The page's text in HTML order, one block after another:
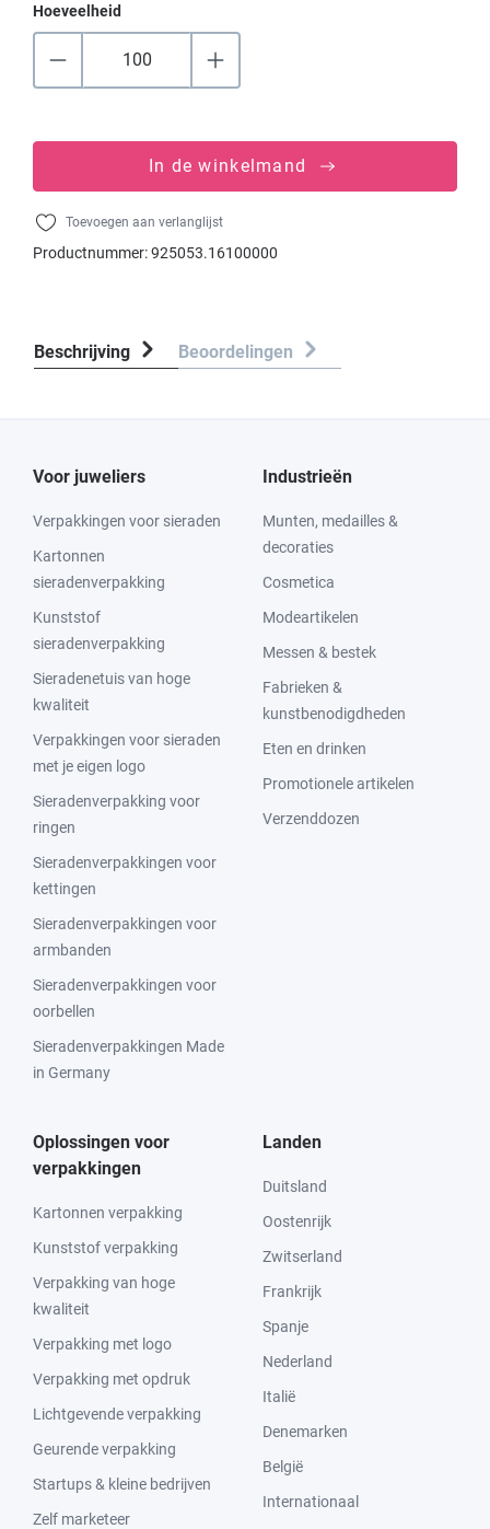
Hoeveelheid
In de winkelmand
Toevoegen aan verlanglijst
Productnummer:925053.16100000
Beschrijving Beoordelingen
Voor juweliers
Verpakkingen voor sieraden
Kartonnen
sieradenverpakking
Kunststof
sieradenverpakking
Sieradenetuis van hoge
kwaliteit
Verpakkingen voor sieraden
met je eigen logo
Sieradenverpakking voor
ringen
Sieradenverpakkingen voor
kettingen
Sieradenverpakkingen voor
armbanden
Sieradenverpakkingen voor
oorbellen
Sieradenverpakkingen Made
in Germany
Industrieën
Munten, medailles &
decoraties
Cosmetica
Modeartikelen
Messen & bestek
Fabrieken &
kunstbenodigdheden
Eten en drinken
Promotionele artikelen
Verzenddozen
Oplossingen voor
verpakkingen
Kartonnen verpakking
Kunststof verpakking
Verpakking van hoge
kwaliteit
Verpakking met logo
Verpakking met opdruk
Lichtgevende verpakking
Geurende verpakking
Startups & kleine bedrijven
Zelf marketeer
Landen
Duitsland
Oostenrijk
Zwitserland
Frankrijk
Spanje
Nederland
Italië
Denemarken
België
Internationaal